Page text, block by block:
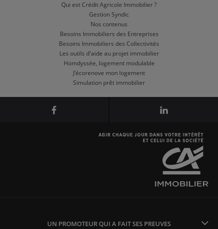
Qui est Crédit Agricole Immobilier ?
Gestion Syndic
Nos contenus
Besoins Immobiliers des Entreprises
Besoins Immobiliers des Collectivités
Les outils d'aide au projet immobilier
Homdyssée, logement modulable
J'écorenove mon logement
Simulation prêt immobilier
UN PROMOTEUR QUI A FAIT SES PREUVES